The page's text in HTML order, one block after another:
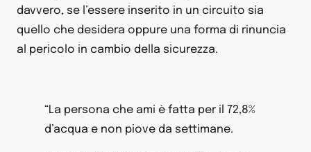
davvero, se l’essere inserito in un circuito sia
quello che desidera oppure una forma di rinuncia
al pericolo in cambio della sicurezza.
“La persona che ami è fatta per il 72,8%
d’acqua e non piove da settimane.